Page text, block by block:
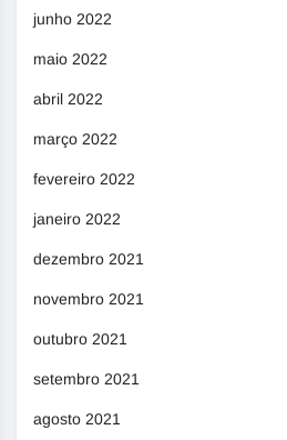
junho 2022
maio 2022
abril 2022
março 2022
fevereiro 2022
janeiro 2022
dezembro 2021
novembro 2021
outubro 2021
setembro 2021
agosto 2021